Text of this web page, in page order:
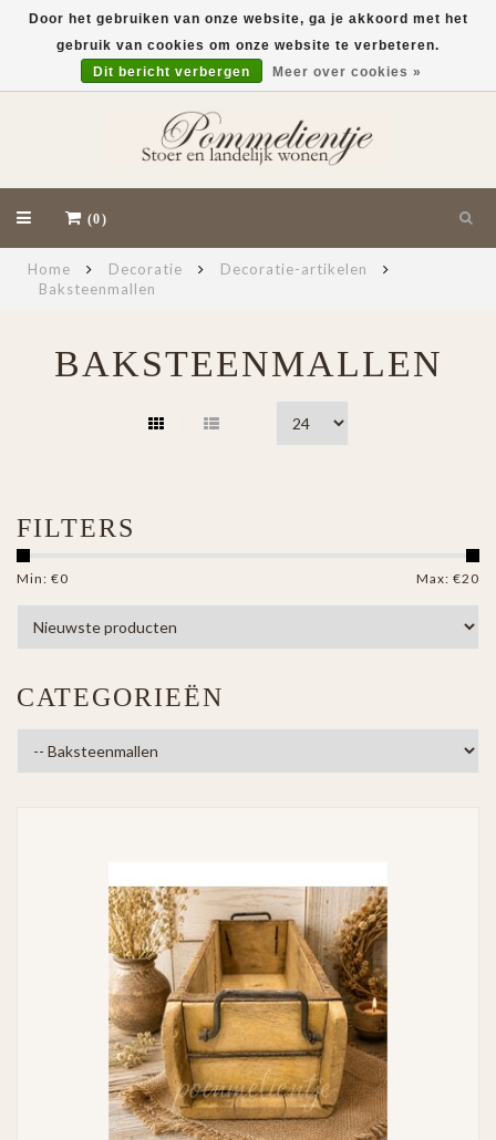
(0)
Home Decoratie
Decoratie-artikelen
Baksteenmallen
BAKSTEENMALLEN
FILTERS
Min: €0 Max: €20
CATEGORIEËN
Door het gebruiken van onze website, ga je akkoord met het
gebruik van cookies om onze website te verbeteren.
Dit bericht verbergen
Meer over cookies »